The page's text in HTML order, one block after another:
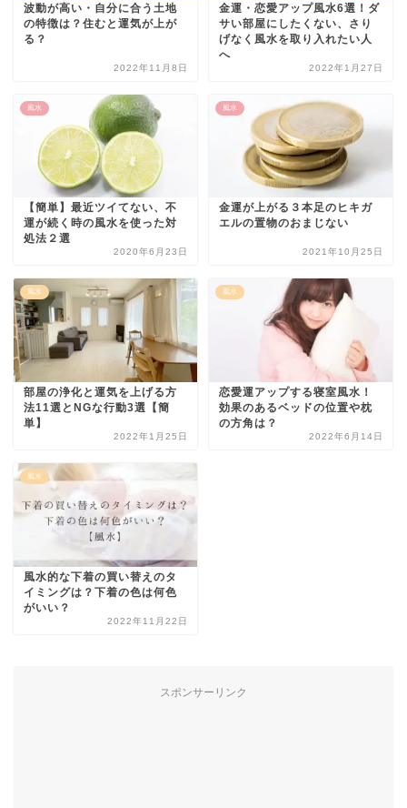
波動が高い・自分に合う土地
の特徴は？住むと運気が上が
る？
2022年11月8日
金運・恋愛アップ風水6選！ダ
サい部屋にしたくない、さり
げなく風水を取り入れたい人
へ
2022年1月27日
風水
【簡単】最近ツイてない、不
運が続く時の風水を使った対
処法２選
2020年6月23日
風水
金運が上がる３本足のヒキガ
エルの置物のおまじない
2021年10月25日
風水
部屋の浄化と運気を上げる方
法11選とNGな行動3選【簡
単】
2022年1月25日
風水
恋愛運アップする寝室風水！
効果のあるベッドの位置や枕
の方角は？
2022年6月14日
風水
風水的な下着の買い替えのタ
イミングは？下着の色は何色
がいい？
2022年11月22日
スポンサーリンク